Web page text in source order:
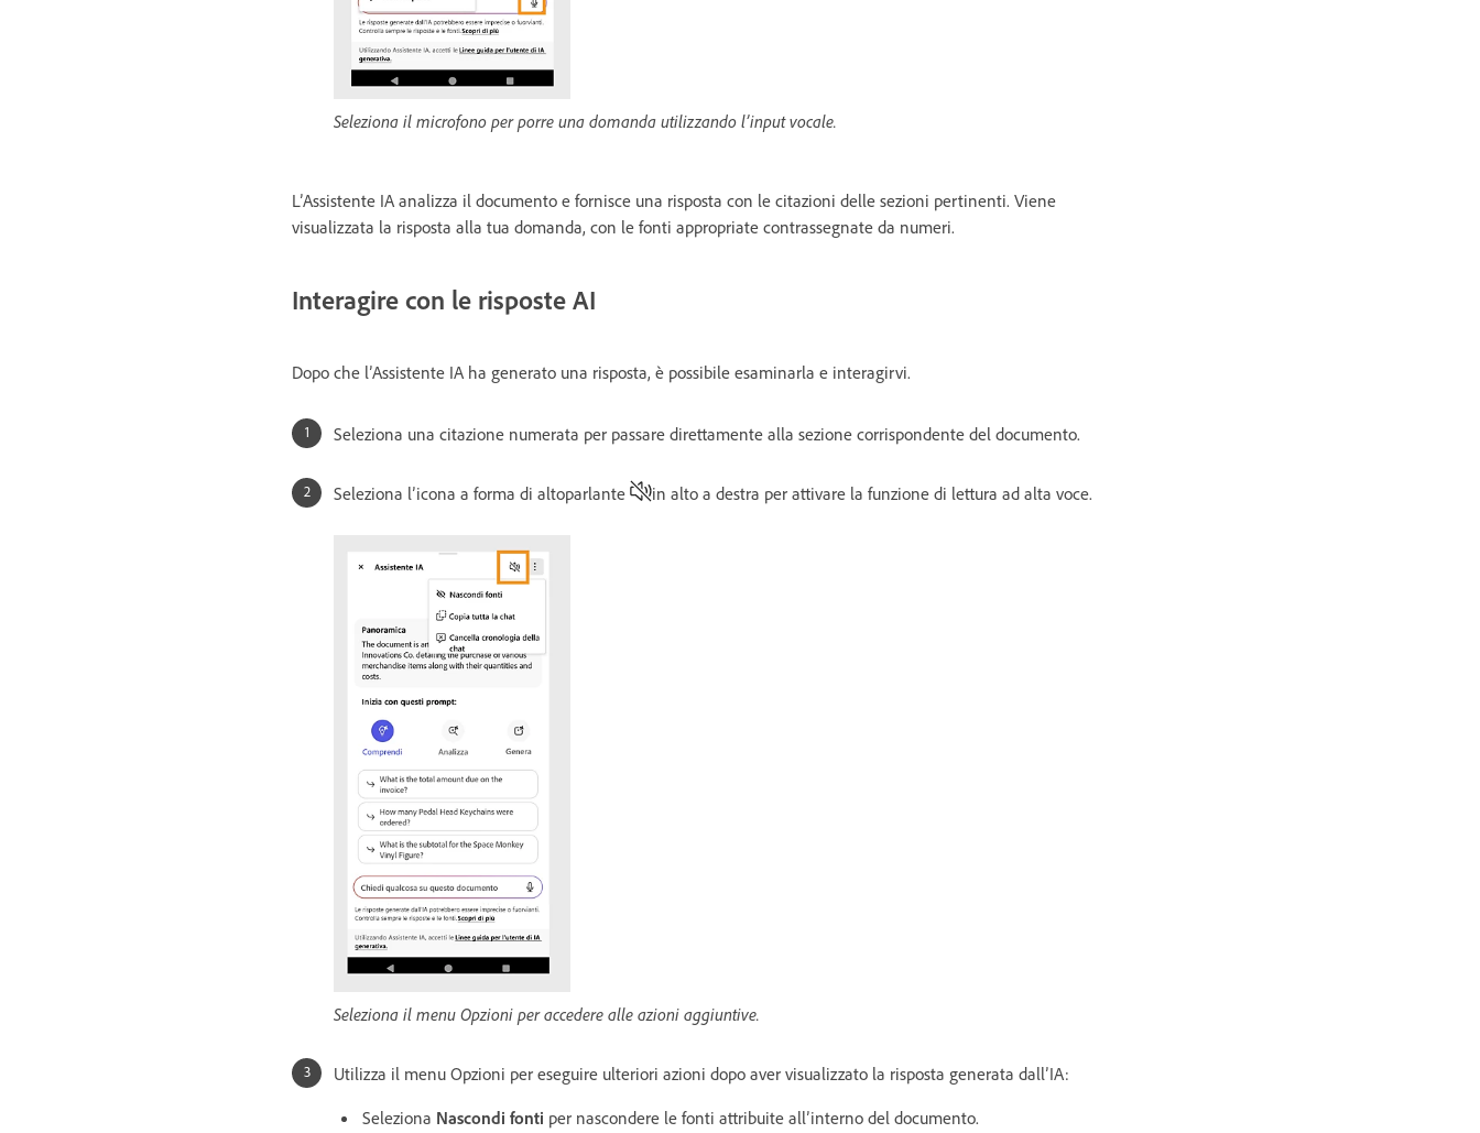
Seleziona il microfono per porre una domanda utilizzando l’input vocale.
L’Assistente IA analizza il documento e fornisce una risposta con le citazioni delle sezioni pertinenti. Viene
visualizzata la risposta alla tua domanda, con le fonti appropriate contrassegnate da numeri.
Interagire con le risposte AI
Dopo che l’Assistente IA ha generato una risposta, è possibile esaminarla e interagirvi.
Seleziona una citazione numerata per passare direttamente alla sezione corrispondente del documento.
Seleziona l’icona a forma di altoparlante in alto a destra per attivare la funzione di lettura ad alta voce.
Seleziona il menu Opzioni per accedere alle azioni aggiuntive.
Utilizza il menu Opzioni per eseguire ulteriori azioni dopo aver visualizzato la risposta generata dall’IA:
Seleziona Nascondi fonti per nascondere le fonti attribuite all’interno del documento.